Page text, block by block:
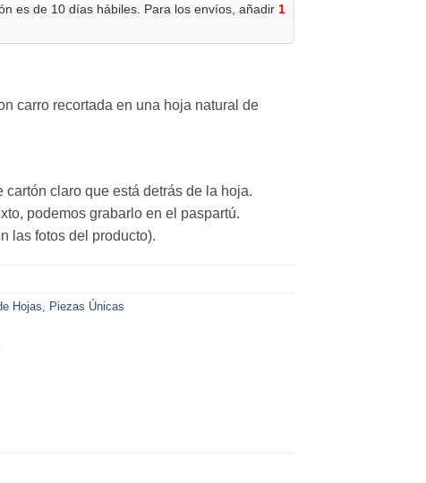
es de 10 días hábiles. Para los envíos, añadir 1
carro recortada en una hoja natural de
cartón claro que está detrás de la hoja.
podemos grabarlo en el paspartú.
las fotos del producto).
Hojas, Piezas Únicas